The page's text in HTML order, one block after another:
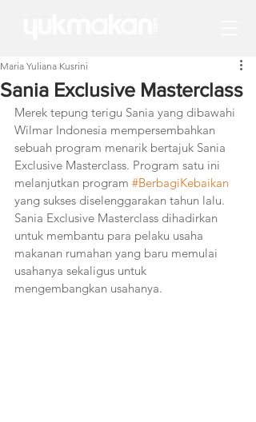
Sania Exclusive Masterclass
Maria Yuliana Kusrini
Merek tepung terigu Sania yang dibawahi
Wilmar Indonesia mempersembahkan
sebuah program menarik bertajuk Sania
Exclusive Masterclass. Program satu ini
melanjutkan program #BerbagiKebaikan
yang sukses diselenggarakan tahun lalu.
Sania Exclusive Masterclass dihadirkan
untuk membantu para pelaku usaha
makanan rumahan yang baru memulai
usahanya sekaligus untuk
mengembangkan usahanya.